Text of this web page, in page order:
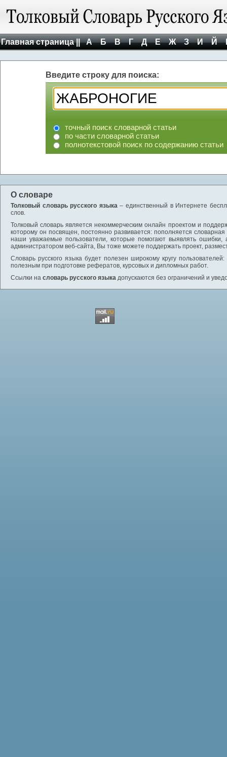
Главная страница || А Б В Г Д Е Ж З И Й
Введите строку для поиска:
точный поиск словарной статьи
по части словарной статьи
полнотекстовой поиск по содержанию статьи
О словаре
Толковый словарь русского языка– единственный в Интернете
слов.
Толковый словарь является некоммерческим онлайн проектом и
которому он посвящен, постоянно развивается: пополняется
наши уважаемые пользователи, которые помогают выявлять
администратором веб-сайта, Вы тоже можете поддержать проект,
Словарь русского языка будет полезен широкому кругу
полезным при подготовке рефератов, курсовых и дипломных работ.
Ссылки на словарь русского языка допускаются без ограничений и